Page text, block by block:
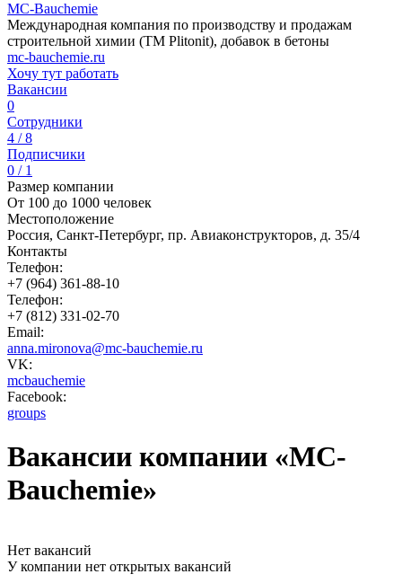
MC-Bauchemie
Международная компания по производству и продажам
строительной химии (ТМ Plitonit), добавок в бетоны
mc-bauchemie.ru
Хочу тут работать
Вакансии
0
Сотрудники
4 / 8
Подписчики
0 / 1
Размер компании
От 100 до 1000 человек
Местоположение
Россия, Санкт-Петербург, пр. Авиаконструкторов, д. 35/4
Контакты
Телефон:
+7 (964) 361-88-10
Телефон:
+7 (812) 331-02-70
Email:
anna.mironova@mc-bauchemie.ru
VK:
mcbauchemie
Facebook:
groups
Вакансии компании «MC-
Bauchemie»
Нет вакансий
У компании нет открытых вакансий